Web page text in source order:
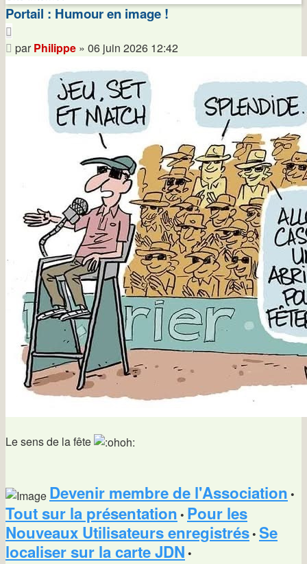
Portail : Humour en image !
Message
parPhilippe » 06 juin 2026 12:42
Le sens de la fête
Devenir membre de l'Association •
Tout sur la présentation • Pour les
Nouveaux Utilisateurs enregistrés • Se
localiser sur la carte JDN •